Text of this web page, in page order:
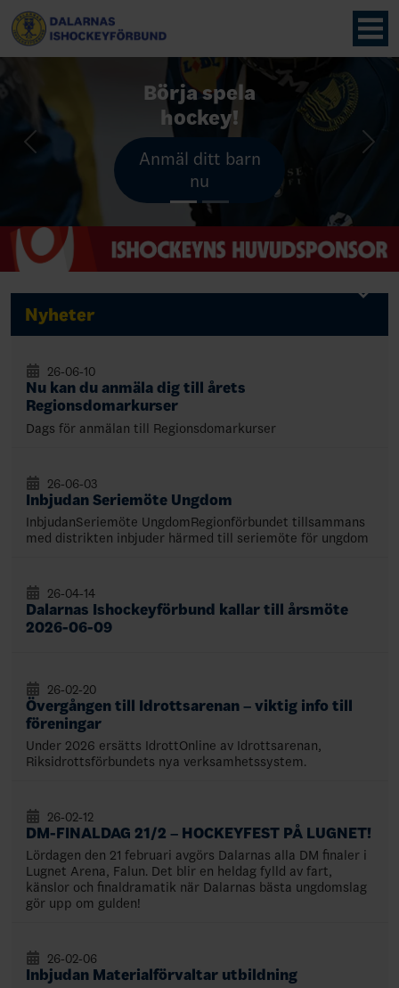
Börja spela
hockey!
Anmäl ditt barn
nu
Bli
hockeydomare!
Till
intresseanmälan
Previous
Nyheter
Nu kan du anmäla dig till årets
Regionsdomarkurser
26-06-10
Dags för anmälan till Regionsdomarkurser
Inbjudan Seriemöte Ungdom
26-06-03
InbjudanSeriemöte UngdomRegionförbundet tillsammans
med distrikten inbjuder härmed till seriemöte för ungdom
Dalarnas Ishockeyförbund kallar till årsmöte
2026-06-09
26-04-14
Övergången till Idrottsarenan – viktig info till
föreningar
26-02-20
Under 2026 ersätts IdrottOnline av Idrottsarenan,
Riksidrottsförbundets nya verksamhetssystem.
DM-FINALDAG 21/2 – HOCKEYFEST PÅ LUGNET!
26-02-12
Lördagen den 21 februari avgörs Dalarnas alla DM finaler i
Lugnet Arena, Falun. Det blir en heldag fylld av fart,
känslor och finaldramatik när Dalarnas bästa ungdomslag
gör upp om gulden!
Inbjudan Materialförvaltar utbildning
26-02-06